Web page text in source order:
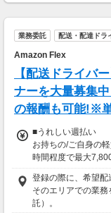
本業や家庭と両立
ています。
業務委託 配送・配達ドラ
Amazon Flex
【配送ドライバ
ナーを大量募集
の報酬も可能!※
■うれしい週払い
お持ちの/ご自身の
時間程度で最大
と４時間程度で最
給与ではなく、委託
いする業務委託のお
い。
登録の際に、希望配
そのエリアでの業
託）。